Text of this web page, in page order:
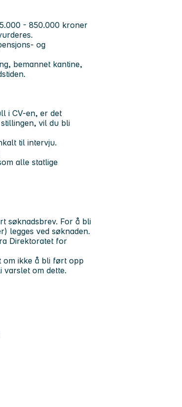
- 850.000 kroner
og
bemannet kantine,
i CV-en, er det
vil du bli
til intervju.
alle statlige
søknadsbrev. For å bli
legges ved søknaden.
Direktoratet for
om ikke å bli ført opp
varslet om dette.